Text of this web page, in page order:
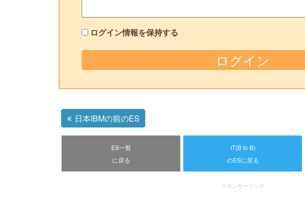
ログイン情報を保持する
日本IBMの前のES
ES一覧
に戻る
IT(B to B)
のESに戻る
スポンサーリンク